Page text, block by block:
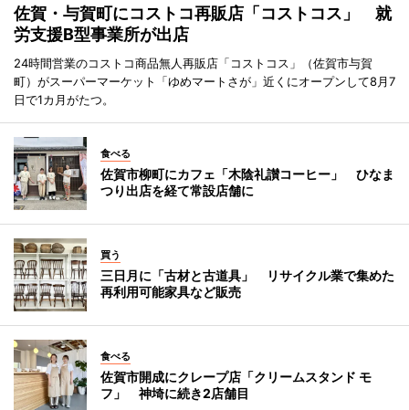
佐賀・与賀町にコストコ再販店「コストコス」 就
労支援B型事業所が出店
24時間営業のコストコ商品無人再販店「コストコス」（佐賀市与賀
町）がスーパーマーケット「ゆめマートさが」近くにオープンして8月7
日で1カ月がたつ。
食べる
佐賀市柳町にカフェ「木陰礼讃コーヒー」 ひなま
つり出店を経て常設店舗に
買う
三日月に「古材と古道具」 リサイクル業で集めた
再利用可能家具など販売
食べる
佐賀市開成にクレープ店「クリームスタンド モ
フ」 神埼に続き2店舗目